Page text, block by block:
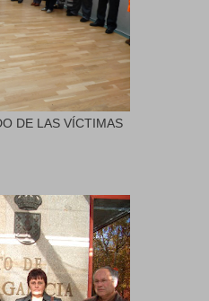
DE LAS VÍCTIMAS